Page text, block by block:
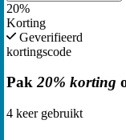
20%
Korting
Geverifieerd
kortingscode
Pak20% korting
4 keer gebruikt